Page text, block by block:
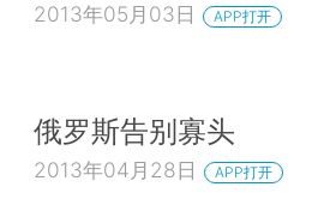
2013年05月03日 APP打开
俄罗斯告别寡头
2013年04月28日 APP打开